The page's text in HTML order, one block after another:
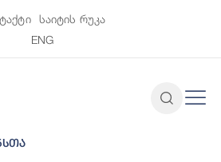
საიტის რუკა
ENG